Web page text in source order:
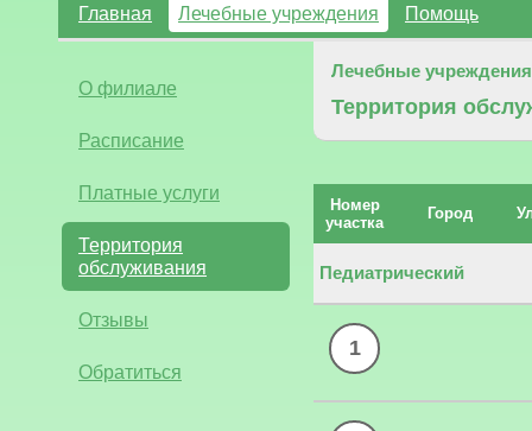
Главная Лечебные учреждения Помощь
О филиале
Расписание
Платные услуги
Территория
обслуживания
Отзывы
Обратиться
Лечебные учреждения
Территория
Номер
участка
Город
Педиатрический
1